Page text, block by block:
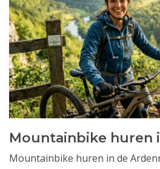
Mountainbike huren
Mountainbike huren in de